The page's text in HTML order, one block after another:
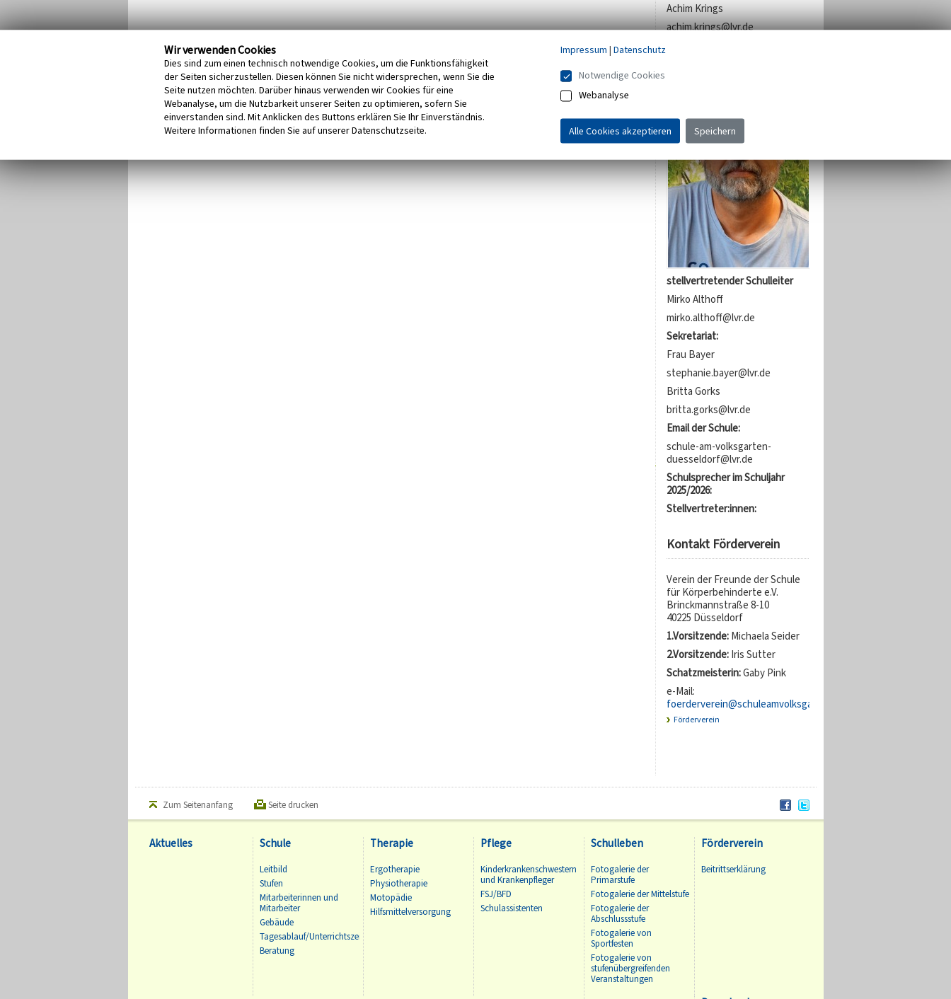
Achim Krings
achim.krings@lvr.de
stellvertretender Schulleiter
Mirko Althoff
mirko.althoff@lvr.de
Sekretariat:
Frau Bayer
stephanie.bayer@lvr.de
Britta Gorks
britta.gorks@lvr.de
Email der Schule:
schule-am-volksgarten-
duesseldorf@lvr.de
Schulsprecher im Schuljahr
2025/2026:
Stellvertreter:innen:
Kontakt Förderverein
Verein der Freunde der Schule
für Körperbehinderte e.V.
Brinckmannstraße 8-10
40225 Düsseldorf
1.Vorsitzende: Michaela Seider
2.Vorsitzende: Iris Sutter
Schatzmeisterin:Gaby Pink
e-Mail:
foerderverein@schuleamvolksgarten.de
Förderverein
Zum Seitenanfang Seite drucken
Aktuelles Schule
Leitbild
Stufen
Mitarbeiterinnen und
Mitarbeiter
Gebäude
Tagesablauf/Unterrichtszeiten
Beratung
Therapie
Ergotherapie
Physiotherapie
Motopädie
Hilfsmittelversorgung
Pflege
Kinderkrankenschwestern
und Krankenpfleger
FSJ/BFD
Schulassistenten
Schulleben
Fotogalerie der
Primarstufe
Fotogalerie der Mittelstufe
Fotogalerie der
Abschlussstufe
Fotogalerie von
Sportfesten
Fotogalerie von
stufenübergreifenden
Veranstaltungen
Förderverein
Beitrittserklärung
Wir verwenden Cookies
Dies sind zum einen technisch notwendige Cookies, um die Funktionsfähigkeit
der Seiten sicherzustellen. Diesen können Sie nicht widersprechen, wenn Sie die
Seite nutzen möchten. Darüber hinaus verwenden wir Cookies für eine
Webanalyse, um die Nutzbarkeit unserer Seiten zu optimieren, sofern Sie
einverstanden sind. Mit Anklicken des Buttons erklären Sie Ihr Einverständnis.
Weitere Informationen finden Sie auf unserer Datenschutzseite.
Impressum | Datenschutz
Notwendige Cookies
Webanalyse
Alle Cookies akzeptieren Speichern